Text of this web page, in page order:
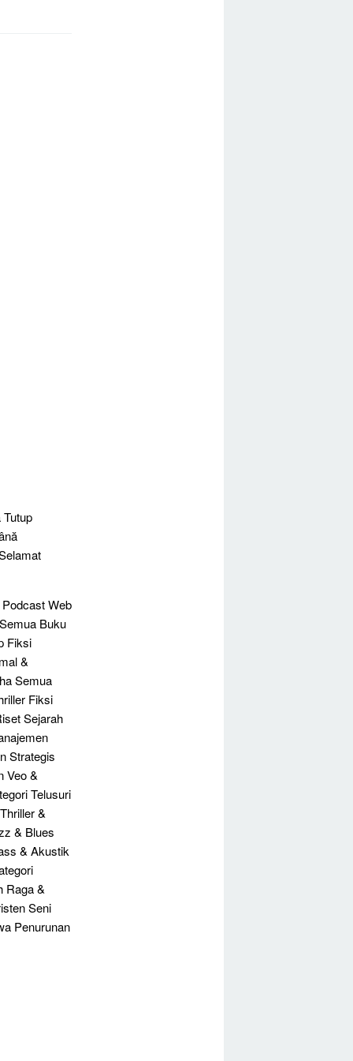
Web
Buku
Fiksi
&
Semua
Fiksi
Sejarah
Strategis
Veo &
Telusuri
&
& Blues
& Akustik
Raga &
Seni
Penurunan